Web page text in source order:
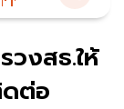
วงสธ.ให้
ดต่อ